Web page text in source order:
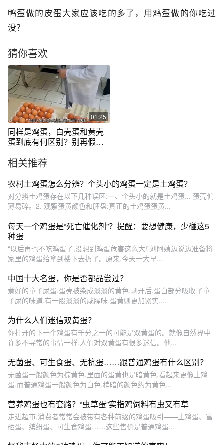
鸭蛋做的皮蛋大家应该吃的多了，用鸡蛋做的你吃过
没？
猜你喜欢
01:25
同样是鸡蛋，白壳蛋和黄壳
蛋到底有何区别？别再假装
相关推荐
农村土鸡蛋怎么分辨？个头小的鸡蛋一定是土鸡蛋？
对分辨土鸡蛋存在以下几种误区:一、个头小的就是土鸡蛋... 蛋壳偏
薄易碎。2. 观察蛋黄颜色和胚盘:真正的土鸡蛋蛋黄...
每天一个鸡蛋是“死亡催化剂”？提醒：要想健康，少碰这5
种蛋
“以后再也不吃鸡蛋了,没想到鸡蛋危害这么大!”刘阿姨边说边准备将
家里的鸡蛋给拿到楼下去扔了。原来,今天一大早...
中国十大名蛋，你是否都品尝过？
煮好的童子尿蛋,蛋壳被染成淡淡的黄色,剥开后,蛋白部分吸收了童
子尿的味道,有一股淡淡的咸腥味,蛋黄则更加紧实,...
为什么人们迷信双黄蛋？
你打开的下一个鸡蛋有千分之一的可能是双黄蛋的。就像自然界中
许多不寻常的事情一样,人们对双黄蛋有很多迷信。他...
无菌蛋、可生食蛋、无抗蛋……跟普通鸡蛋有什么区别？
无菌蛋一般颜色为棕黄色,里面的蛋黄也是暗黄色,看起来更像土鸡
蛋,而普通鸡蛋一般颜色为白色,稍暗的颜色约为黄色...
营养鸡蛋也有套路？“虫草蛋”实指鸡饲料有虫又有草
走进超市,消费者常常会被带有各种前缀的鸡蛋吸引——土鸡蛋、富
硒蛋、缤纷蛋、可生食鸡蛋……这些售价是普通鸡蛋...